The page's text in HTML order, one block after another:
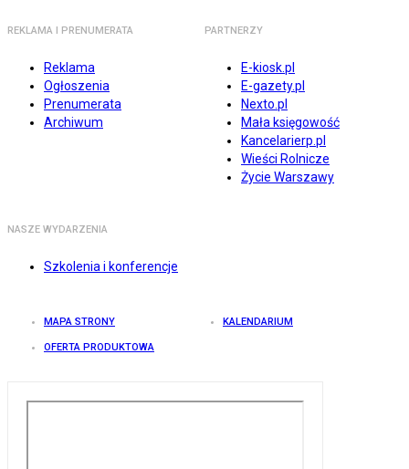
REKLAMA I PRENUMERATA
Reklama
Ogłoszenia
Prenumerata
Archiwum
PARTNERZY
E-kiosk.pl
E-gazety.pl
Nexto.pl
Mała księgowość
Kancelarierp.pl
Wieści Rolnicze
Życie Warszawy
NASZE WYDARZENIA
Szkolenia i konferencje
MAPA STRONY KALENDARIUM
OFERTA PRODUKTOWA